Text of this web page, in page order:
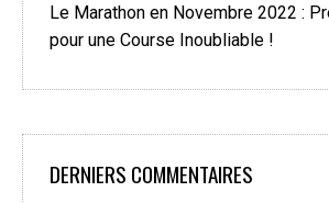
Le Marathon en Novembre 2022 :
pour une Course Inoubliable !
DERNIERS COMMENTAIRES